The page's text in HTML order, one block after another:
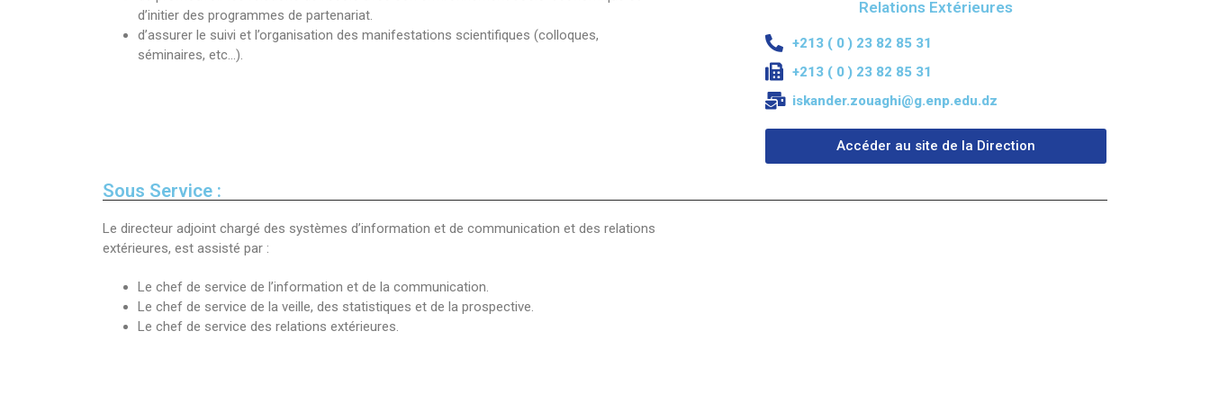
Imprimes de post graduation
Charte de Déontologie et D’éthique Universitaires
d’initier des programmes de partenariat.
d’assurer le suivi et l’organisation des manifestations scientifiques (colloques,
séminaires, etc…).
Relations Extérieures
+213 ( 0 ) 23 82 85 31
+213 ( 0 ) 23 82 85 31
iskander.zouaghi@g.enp.edu.dz
Accéder au site de la Direction
Sous Service :
Le directeur adjoint chargé des systèmes d’information et de communication et des relations
extérieures, est assisté par :
Le chef de service de l’information et de la communication.
Le chef de service de la veille, des statistiques et de la prospective.
Le chef de service des relations extérieures.